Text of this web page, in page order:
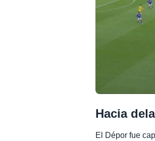
Hacia
El Dépor fue